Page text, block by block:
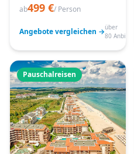
ab499 €/ Person
Angebote vergleichen →über
80 Anbieter
Pauschalreisen